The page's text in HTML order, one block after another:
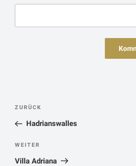
Beitragsnavigation
Vorheriger
Beitrag
ZURÜCK
Hadrianswalles
Nächster
Beitrag
WEITER
Villa Adriana